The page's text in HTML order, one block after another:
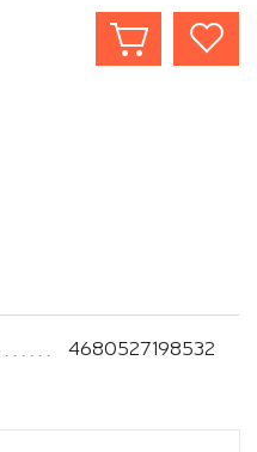
4680527198532